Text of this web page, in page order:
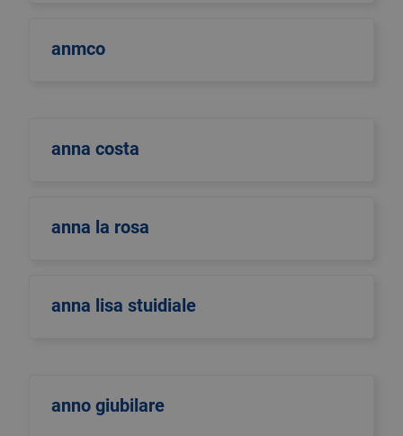
anmco
anna costa
anna la rosa
anna lisa stuidiale
anno giubilare